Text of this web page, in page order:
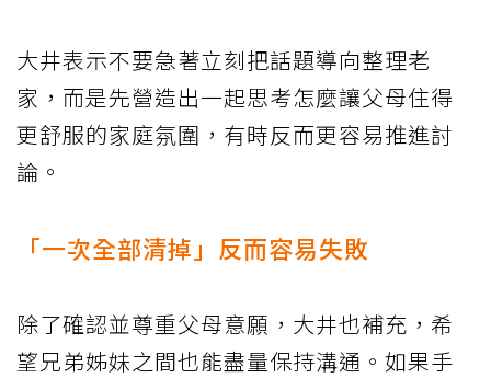
大井表示不要急著立刻把話題導向整理老
家，而是先營造出一起思考怎麼讓父母住得
更舒服的家庭氛圍，有時反而更容易推進討
論。
「一次全部清掉」反而容易失敗
除了確認並尊重父母意願，大井也補充，希
望兄弟姊妹之間也能盡量保持溝通。如果手